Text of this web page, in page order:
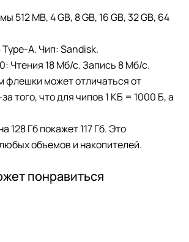
512 MB, 4 GB, 8 GB, 16 GB, 32 GB, 64
A. Чип: Sandisk.
Чтения 18 Мб/с. Запись 8 Мб/с.
флешки может отличаться от
того, что для чипов 1 КБ = 1000 Б, а
128 Гб покажет 117 Гб. Это
объемов и накопителей.
понравиться